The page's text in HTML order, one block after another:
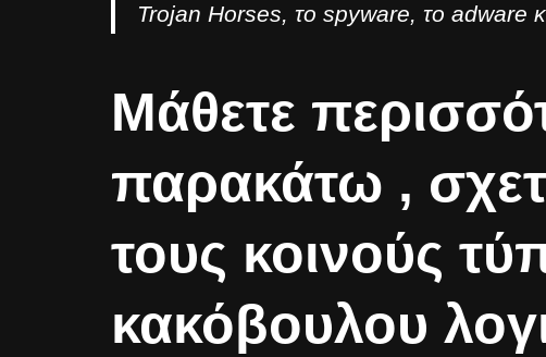
Trojan Horses, το spyware, το adware
Μάθετε
παρακάτω ,
τους κοινούς
κακόβουλου